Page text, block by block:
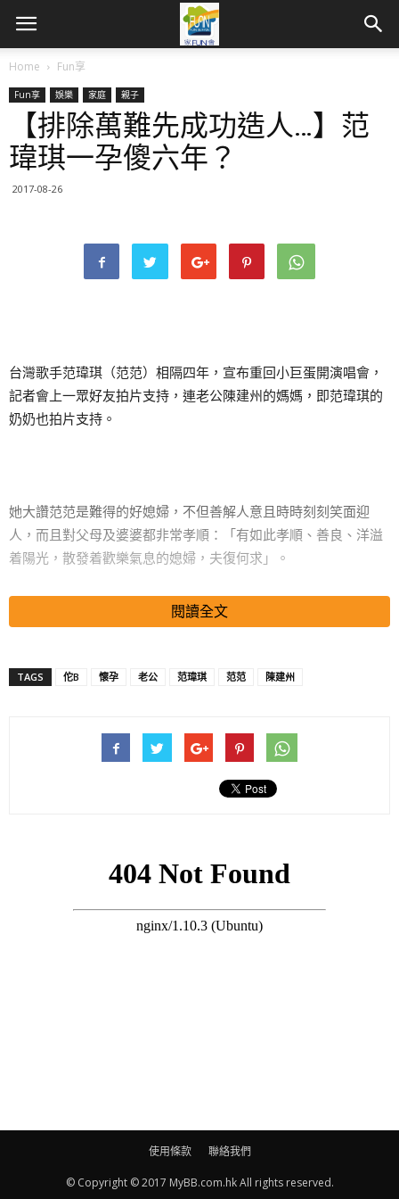
Home Fun享
Fun享 娛樂 家庭 親子
【排除萬難先成功造人…】范
瑋琪一孕傻六年？
2017-08-26
台灣歌手范瑋琪（范范）相隔四年，宣布重回小巨蛋開演唱會，
記者會上一眾好友拍片支持，連老公陳建州的媽媽，即范瑋琪的
奶奶也拍片支持。
她大讚范范是難得的好媳婦，不但善解人意且時時刻刻笑面迎
人，而且對父母及婆婆都非常孝順：「有如此孝順、善良、洋溢
着陽光，散發着歡樂氣息的媳婦，夫復何求」。
搜尋 Travel
懷孕過程更出現頻尿及掉髮症狀，就連晚上也無法正常入眠，可
說是歷經艱辛才生下雙胞胎兒子。
「有次我媽叫我去倒垃圾及買蛋，當時垃圾車還沒來，我就先去
回家。」事後范媽媽未有安慰，還嚇范范表示：「別人一孕傻三
閱讀全文
TAGS 佗B 懷孕 老公 范瑋琪 范范 陳建州
使用條款 聯絡我們
© Copyright © 2017 MyBB.com.hk All rights reserved.